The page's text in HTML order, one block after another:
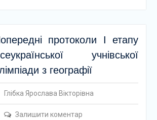
протоколи І етапу
учнівської
з географії
Глібка Ярослава Вікторівна
Залишити коментар